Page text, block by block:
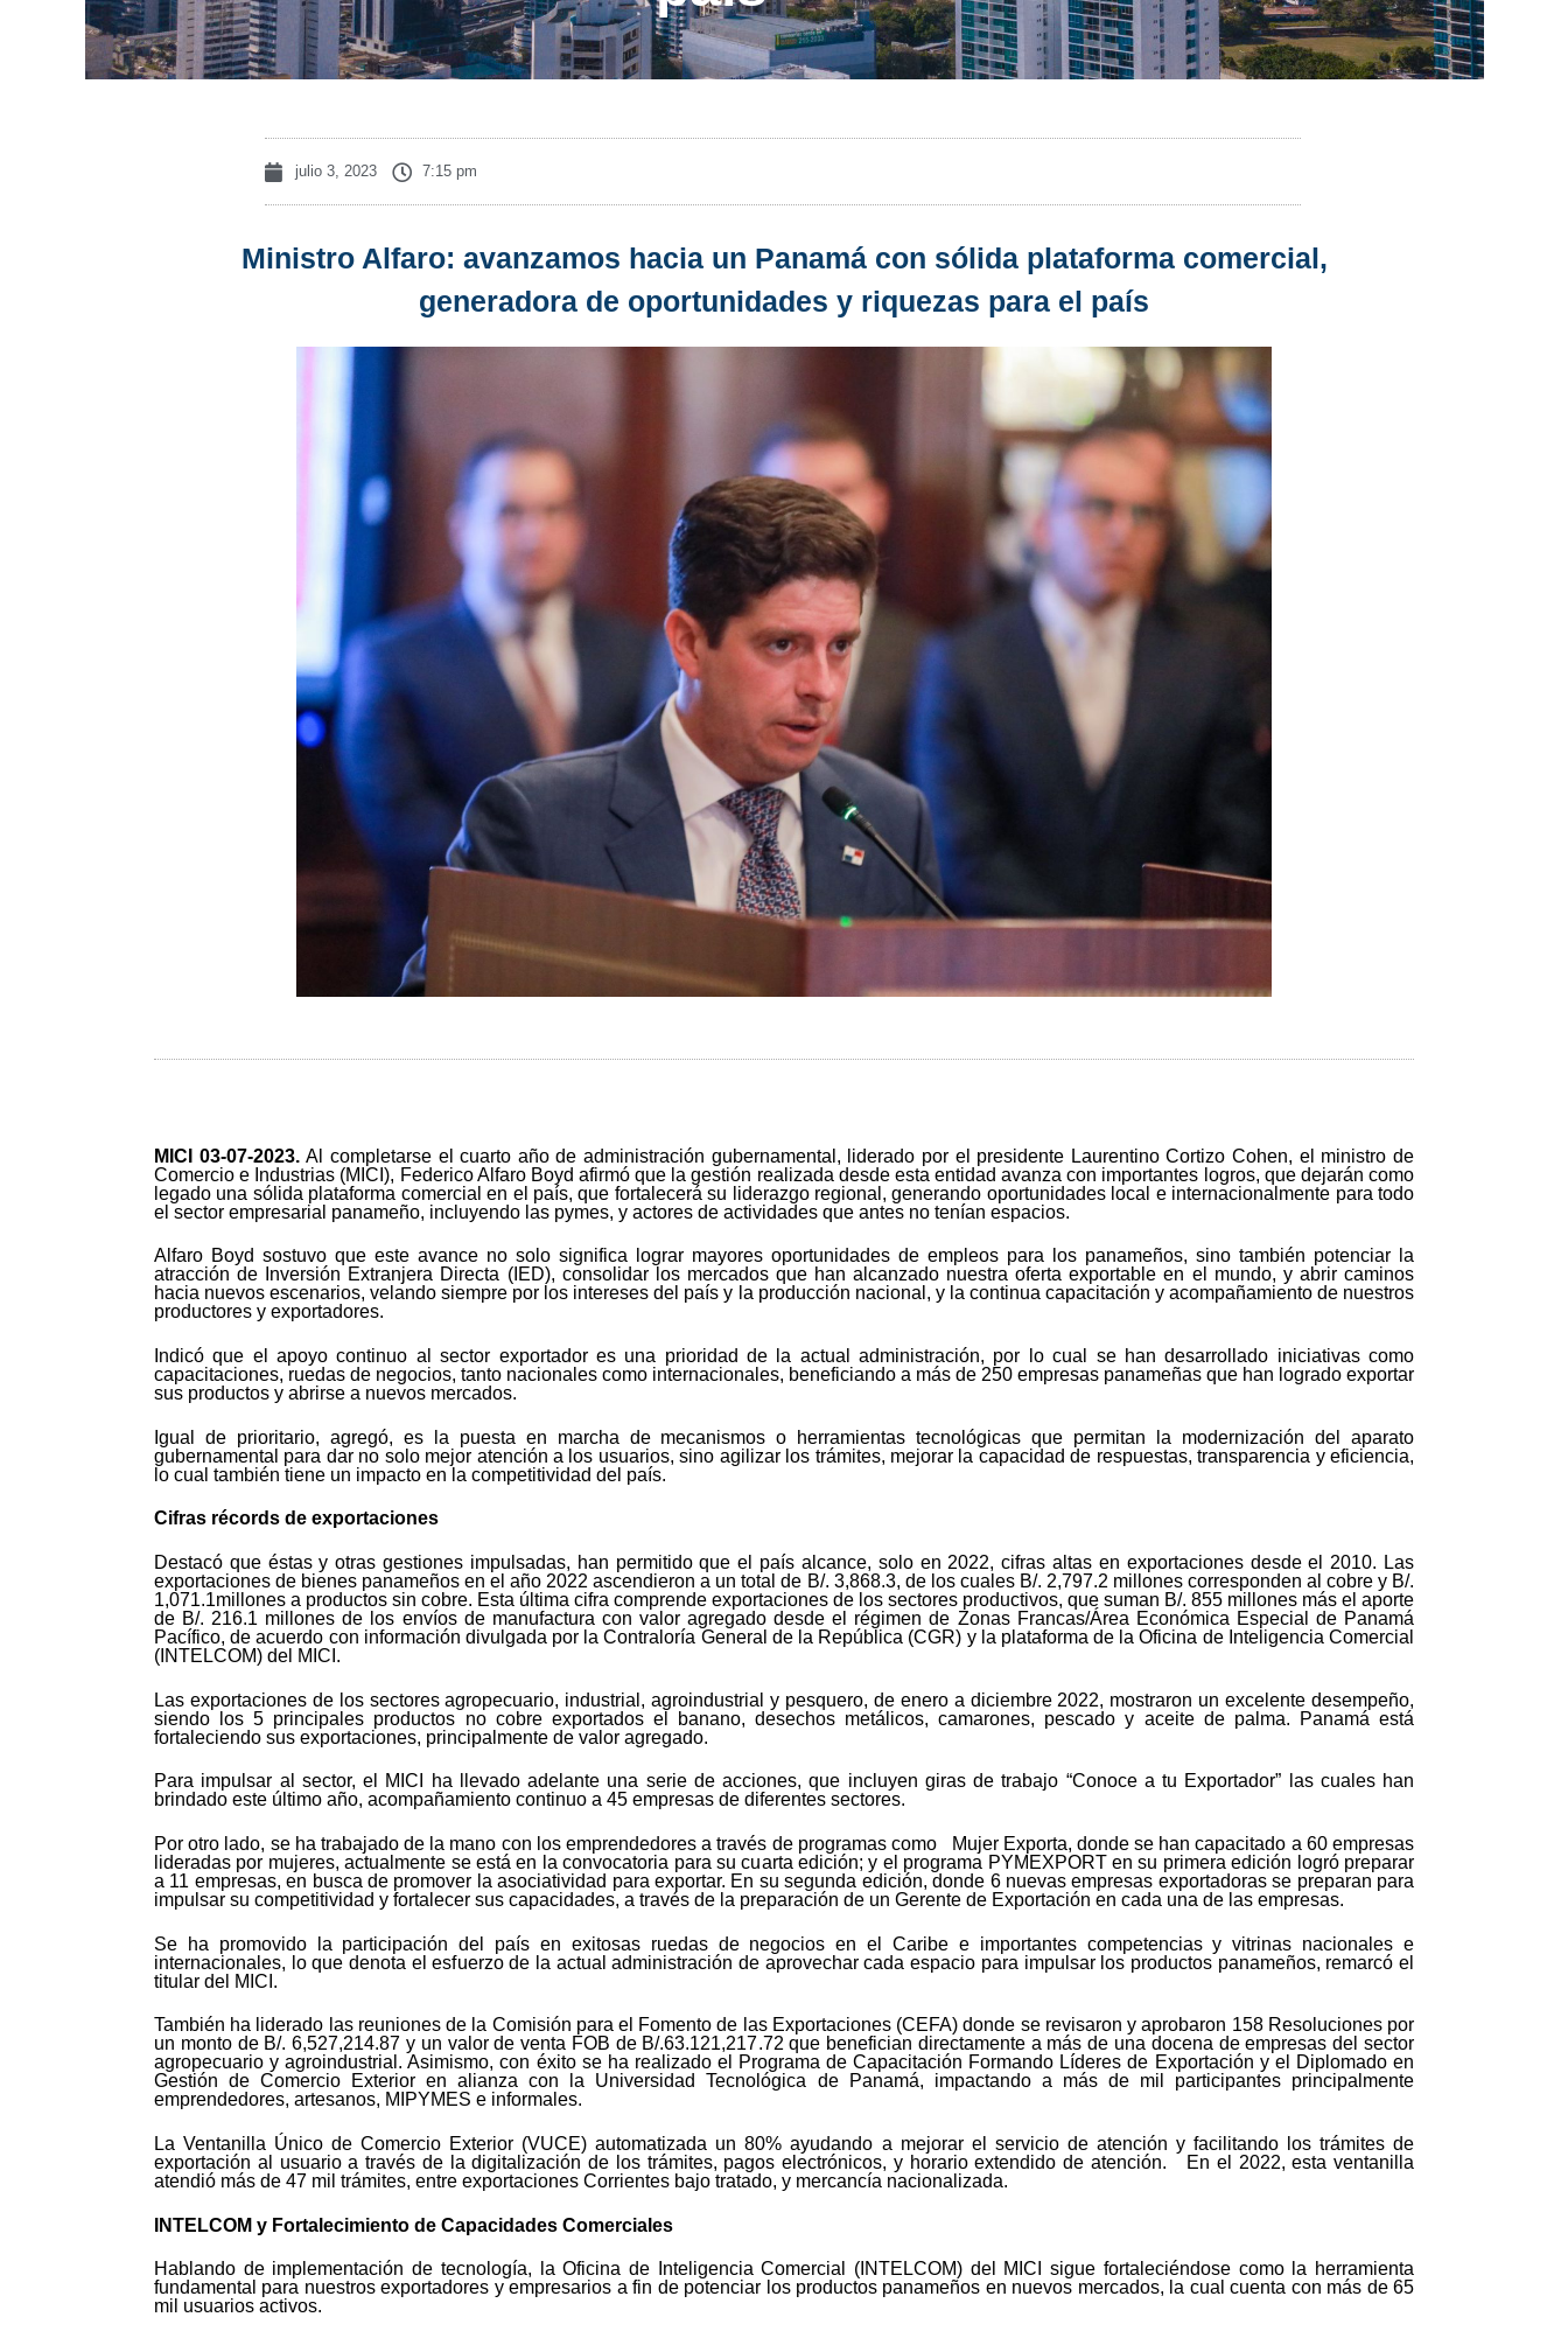
julio 3, 2023 7:15 pm
Ministro Alfaro: avanzamos hacia un Panamá con sólida plataforma comercial,
generadora de oportunidades y riquezas para el país
MICI 03-07-2023.Al completarse el cuarto año de administración gubernamental, liderado por el presidente Laurentino Cortizo Cohen, el ministro de
Comercio e Industrias (MICI), Federico Alfaro Boyd afirmó que la gestión realizada desde esta entidad avanza con importantes logros, que dejarán como
legado una sólida plataforma comercial en el país, que fortalecerá su liderazgo regional, generando oportunidades local e internacionalmente para todo
el sector empresarial panameño, incluyendo las pymes, y actores de actividades que antes no tenían espacios.
Alfaro Boyd sostuvo que este avance no solo significa lograr mayores oportunidades de empleos para los panameños, sino también potenciar la
atracción de Inversión Extranjera Directa (IED), consolidar los mercados que han alcanzado nuestra oferta exportable en el mundo, y abrir caminos
hacia nuevos escenarios, velando siempre por los intereses del país y la producción nacional, y la continua capacitación y acompañamiento de nuestros
productores y exportadores.
Indicó que el apoyo continuo al sector exportador es una prioridad de la actual administración, por lo cual se han desarrollado iniciativas como
capacitaciones, ruedas de negocios, tanto nacionales como internacionales, beneficiando a más de 250 empresas panameñas que han logrado exportar
sus productos y abrirse a nuevos mercados.
Igual de prioritario, agregó, es la puesta en marcha de mecanismos o herramientas tecnológicas que permitan la modernización del aparato
gubernamental para dar no solo mejor atención a los usuarios, sino agilizar los trámites, mejorar la capacidad de respuestas, transparencia y eficiencia,
lo cual también tiene un impacto en la competitividad del país.
Cifras récords de exportaciones
Destacó que éstas y otras gestiones impulsadas, han permitido que el país alcance, solo en 2022, cifras altas en exportaciones desde el 2010. Las
exportaciones de bienes panameños en el año 2022 ascendieron a un total de B/. 3,868.3, de los cuales B/. 2,797.2 millones corresponden al cobre y B/.
1,071.1millones a productos sin cobre. Esta última cifra comprende exportaciones de los sectores productivos, que suman B/. 855 millones más el aporte
de B/. 216.1 millones de los envíos de manufactura con valor agregado desde el régimen de Zonas Francas/Área Económica Especial de Panamá
Pacífico, de acuerdo con información divulgada por la Contraloría General de la República (CGR) y la plataforma de la Oficina de Inteligencia Comercial
(INTELCOM) del MICI.
Las exportaciones de los sectores agropecuario, industrial, agroindustrial y pesquero, de enero a diciembre 2022, mostraron un excelente desempeño,
siendo los 5 principales productos no cobre exportados el banano, desechos metálicos, camarones, pescado y aceite de palma. Panamá está
fortaleciendo sus exportaciones, principalmente de valor agregado.
Para impulsar al sector, el MICI ha llevado adelante una serie de acciones, que incluyen giras de trabajo “Conoce a tu Exportador” las cuales han
brindado este último año, acompañamiento continuo a 45 empresas de diferentes sectores.
Por otro lado, se ha trabajado de la mano con los emprendedores a través de programas como Mujer Exporta, donde se han capacitado a 60 empresas
lideradas por mujeres, actualmente se está en la convocatoria para su cuarta edición; y el programa PYMEXPORT en su primera edición logró preparar
a 11 empresas, en busca de promover la asociatividad para exportar. En su segunda edición, donde 6 nuevas empresas exportadoras se preparan para
impulsar su competitividad y fortalecer sus capacidades, a través de la preparación de un Gerente de Exportación en cada una de las empresas.
Se ha promovido la participación del país en exitosas ruedas de negocios en el Caribe e importantes competencias y vitrinas nacionales e
internacionales, lo que denota el esfuerzo de la actual administración de aprovechar cada espacio para impulsar los productos panameños, remarcó el
titular del MICI.
También ha liderado las reuniones de la Comisión para el Fomento de las Exportaciones (CEFA) donde se revisaron y aprobaron 158 Resoluciones por
un monto de B/. 6,527,214.87 y un valor de venta FOB de B/.63.121,217.72 que benefician directamente a más de una docena de empresas del sector
agropecuario y agroindustrial. Asimismo, con éxito se ha realizado el Programa de Capacitación Formando Líderes de Exportación y el Diplomado en
Gestión de Comercio Exterior en alianza con la Universidad Tecnológica de Panamá, impactando a más de mil participantes principalmente
emprendedores, artesanos, MIPYMES e informales.
La Ventanilla Único de Comercio Exterior (VUCE) automatizada un 80% ayudando a mejorar el servicio de atención y facilitando los trámites de
exportación al usuario a través de la digitalización de los trámites, pagos electrónicos, y horario extendido de atención. En el 2022, esta ventanilla
atendió más de 47 mil trámites, entre exportaciones Corrientes bajo tratado, y mercancía nacionalizada.
INTELCOM y Fortalecimiento de Capacidades Comerciales
Hablando de implementación de tecnología, la Oficina de Inteligencia Comercial (INTELCOM) del MICI sigue fortaleciéndose como la herramienta
fundamental para nuestros exportadores y empresarios a fin de potenciar los productos panameños en nuevos mercados, la cual cuenta con más de 65
mil usuarios activos.